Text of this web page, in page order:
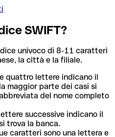
SWIFT?
univoco di 8-11 caratteri
la città e la filiale.
quattro lettere indicano il
maggior parte dei casi si
del nome completo
successive indicano il
trova la banca.
caratteri sono una lettera e